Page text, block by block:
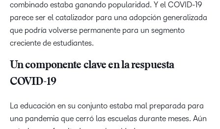
combinado estaba ganando popularidad. Y el COVID-19
parece ser el catalizador para una adopción generalizada
que podría volverse permanente para un segmento
creciente de estudiantes.
Un componente clave en la respuesta
COVID-19
La educación en su conjunto estaba mal preparada para
una pandemia que cerró las escuelas durante meses. Aún